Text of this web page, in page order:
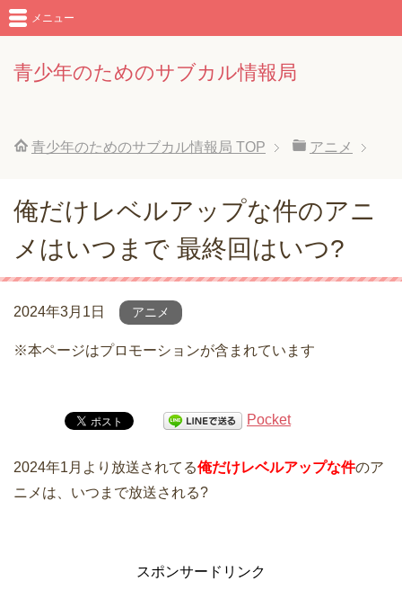
青少年のためのサブカル情報局
メニュー
青少年のためのサブカル情報局 TOP アニメ
俺だけレベルアップな件のアニ
メはいつまで 最終回はいつ?
2024年3月1日 アニメ
※本ページはプロモーションが含まれています
Pocket
2024年1月より放送されてる俺だけレベルアップな件のア
ニメは、いつまで放送される?
スポンサードリンク